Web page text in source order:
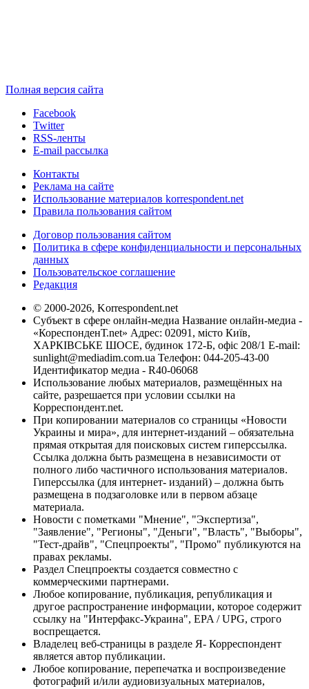
Полная версия сайта
Facebook
Twitter
RSS-ленты
E-mail рассылка
Контакты
Реклама на сайте
Использование материалов korrespondent.net
Правила пользования сайтом
Договор пользования сайтом
Политика в сфере конфиденциальности и персональных
данных
Пользовательское соглашение
Редакция
© 2000-2026, Korrespondent.net
Субъект в сфере онлайн-медиа Название онлайн-медиа -
«КореспонденТ.net» Адрес: 02091, місто Київ,
ХАРКІВСЬКЕ ШОСЕ, будинок 172-Б, офіс 208/1 E-mail:
sunlight@mediadim.com.ua Телефон: 044-205-43-00
Идентификатор медиа - R40-06068
Использование любых материалов, размещённых на
сайте, разрешается при условии ссылки на
Корреспондент.net.
При копировании материалов со страницы «Новости
Украины и мира», для интернет-изданий – обязательна
прямая открытая для поисковых систем гиперссылка.
Ссылка должна быть размещена в независимости от
полного либо частичного использования материалов.
Гиперссылка (для интернет- изданий) – должна быть
размещена в подзаголовке или в первом абзаце
материала.
Новости с пометками "Мнение", "Экспертиза",
"Заявление", "Регионы", "Деньги", "Власть", "Выборы",
"Тест-драйв", "Спецпроекты", "Промо" публикуются на
правах рекламы.
Раздел Спецпроекты создается совместно с
коммерческими партнерами.
Любое копирование, публикация, републикация и
другое распространение информации, которое содержит
ссылку на "Интерфакс-Украина", EPA / UPG, строго
воспрещается.
Владелец веб-страницы в разделе Я- Корреспондент
является автор публикации.
Любое копирование, перепечатка и воспроизведение
фотографий и/или аудиовизуальных материалов,